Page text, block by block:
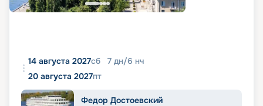
14 августа 2027сб 7 дн/6 нч
20 августа 2027пт
Федор Достоевский